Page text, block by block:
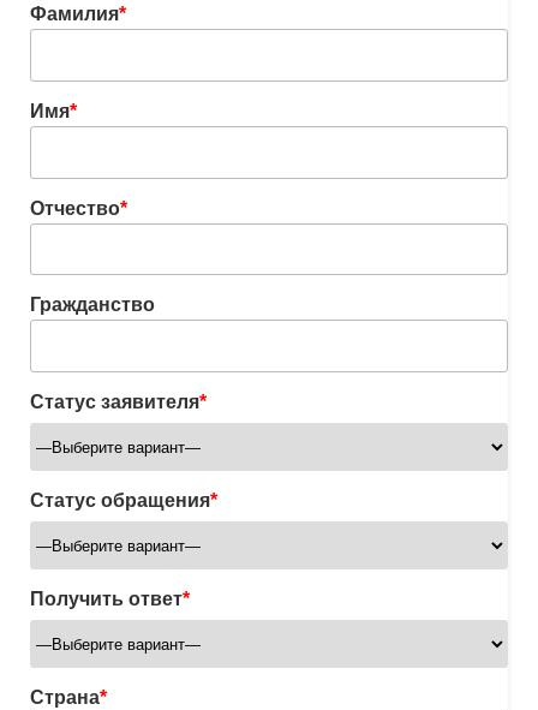
Фамилия*
Имя*
Отчество*
Гражданство
Статус заявителя*
Статус обращения*
Получить ответ*
Страна*